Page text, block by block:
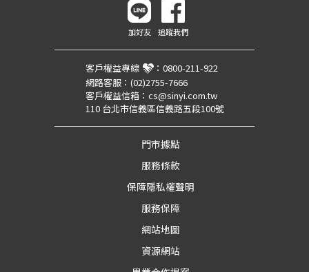
加好友 追蹤我們
客戶權益專線 ： 0800-211-922
網路客服： (02)2755-7666
客戶權益信箱： cs@sinyi.com.tw
110 台北市信義區信義路五段100號
門市據點
服務條款
保障隱私權聲明
服務保障
網站地圖
資源網站